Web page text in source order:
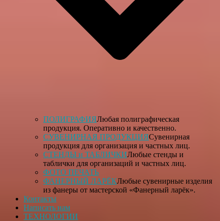
ПОЛИГРАФИЯЛюбая полиграфическая
продукция. Оперативно и качественно.
СУВЕНИРНАЯ ПРОДУКЦИЯСувенирная
продукция для организация и частных лиц.
СТЕНДЫ и ТАБЛИЧКИЛюбые стенды и
таблички для организаций и частных лиц.
ФОТО ПЕЧАТЬ
ФАНЕРНЫЙ ЛАРЁКЛюбые сувенирные изделия
из фанеры от мастерской «Фанерный ларёк».
Контакты
Написать нам
ТЕХНОЛОГИИ